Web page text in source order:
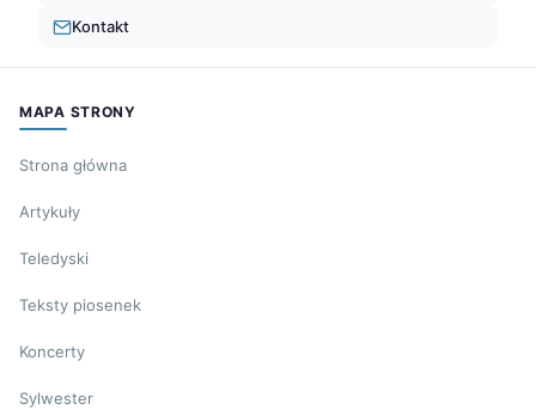
Kontakt
MAPA STRONY
Strona główna
Artykuły
Teledyski
Teksty piosenek
Koncerty
Sylwester